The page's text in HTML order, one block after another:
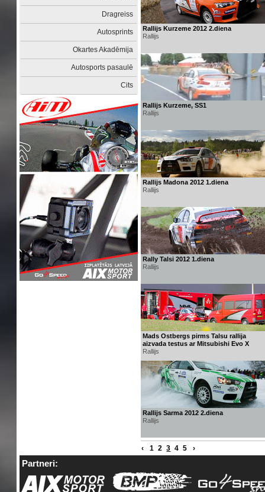
Dragreiss
Autosprints
Okartes Akadēmija
Autosports pasaulē
Cits
Rallijs Kurzeme 2012 2.diena
Rallijs
Rallijs Kurzeme, SS1
Rallijs
Rallijs Madona 2012 1.diena
Rallijs
Rally Talsi 2012 1.diena
Rallijs
Mads Ostbergs pirms Talsu rallija
aizvada testus ar Mitsubishi Evo X
Rallijs
Rallijs Sarma 2012 2.diena
Rallijs
‹ 1 2 3 4 5 ›
Partneri: